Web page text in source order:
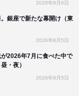
2026年8月6日
銀座で新たな幕開け（東
2026年8月5日
2026年7月に食べた中で
・夜）
2026年8月5日